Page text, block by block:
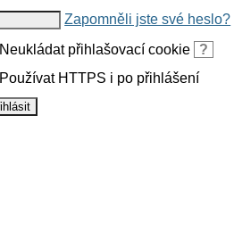
Zapomněli jste své heslo?
Neukládat přihlašovací cookie
?
Používat HTTPS i po přihlášení